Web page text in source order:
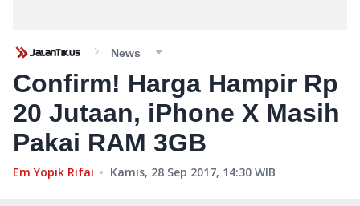
News
Confirm! Harga Hampir Rp
20 Jutaan, iPhone X Masih
Pakai RAM 3GB
Em Yopik Rifai Kamis, 28 Sep 2017, 14:30 WIB